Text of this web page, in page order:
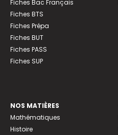
Fiches Bac Français
Fiches BTS
Fiches Prépa
Fiches BUT
Fiches PASS
Fiches SUP
NOS MATIÈRES
Mathématiques
Histoire